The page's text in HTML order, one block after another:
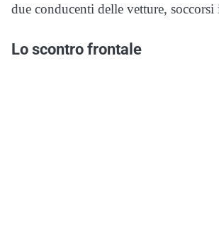
due conducenti delle vetture,
Lo scontro frontale